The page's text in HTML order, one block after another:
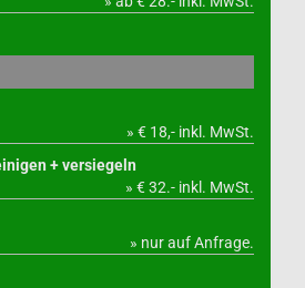
» € 18,- inkl. MwSt.
+ versiegeln
» € 32.- inkl. MwSt.
» nur auf Anfrage.